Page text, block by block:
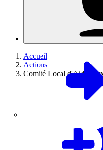
Accueil
Actions
Comité Local d'Aides